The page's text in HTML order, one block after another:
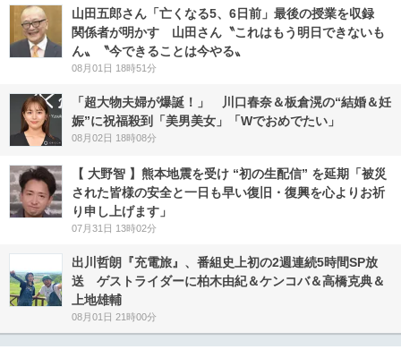
山田五郎さん「亡くなる5、6日前」最後の授業を収録
関係者が明かす 山田さん〝これはもう明日できないも
ん〟〝今できることは今やる〟
08月01日 18時51分
「超大物夫婦が爆誕！」 川口春奈＆板倉滉の“結婚＆妊
娠”に祝福殺到「美男美女」「Wでおめでたい」
08月02日 18時08分
【 大野智 】熊本地震を受け “初の生配信” を延期「被災
された皆様の安全と一日も早い復旧・復興を心よりお祈
り申し上げます」
07月31日 13時02分
出川哲朗『充電旅』、番組史上初の2週連続5時間SP放
送 ゲストライダーに柏木由紀＆ケンコバ＆高橋克典＆
上地雄輔
08月01日 21時00分